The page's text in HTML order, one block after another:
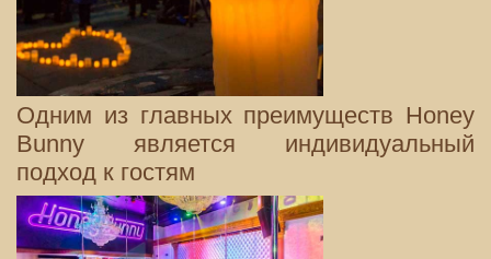
Одним из главных преимуществ Honey
Bunny является индивидуальный
подход к гостям